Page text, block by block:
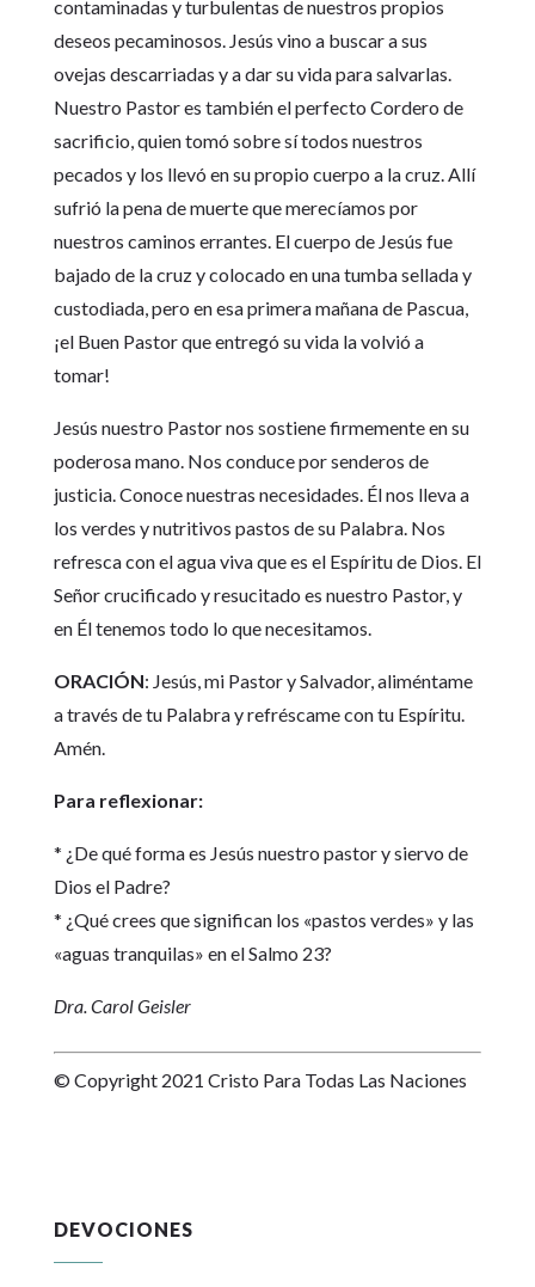
contaminadas y turbulentas de nuestros propios
deseos pecaminosos. Jesús vino a buscar a sus
ovejas descarriadas y a dar su vida para salvarlas.
Nuestro Pastor es también el perfecto Cordero de
sacrificio, quien tomó sobre sí todos nuestros
pecados y los llevó en su propio cuerpo a la cruz. Allí
sufrió la pena de muerte que merecíamos por
nuestros caminos errantes. El cuerpo de Jesús fue
bajado de la cruz y colocado en una tumba sellada y
custodiada, pero en esa primera mañana de Pascua,
¡el Buen Pastor que entregó su vida la volvió a
tomar!
Jesús nuestro Pastor nos sostiene firmemente en su
poderosa mano. Nos conduce por senderos de
justicia. Conoce nuestras necesidades. Él nos lleva a
los verdes y nutritivos pastos de su Palabra. Nos
refresca con el agua viva que es el Espíritu de Dios. El
Señor crucificado y resucitado es nuestro Pastor, y
en Él tenemos todo lo que necesitamos.
ORACIÓN: Jesús, mi Pastor y Salvador, aliméntame
a través de tu Palabra y refréscame con tu Espíritu.
Amén.
Para reflexionar:
* ¿De qué forma es Jesús nuestro pastor y siervo de
Dios el Padre?
* ¿Qué crees que significan los «pastos verdes» y las
«aguas tranquilas» en el Salmo 23?
Dra. Carol Geisler
© Copyright 2021 Cristo Para Todas Las Naciones
DEVOCIONES